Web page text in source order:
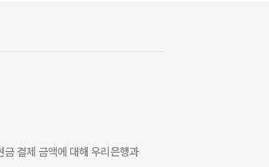
결제 금액에 대해 우리은행과